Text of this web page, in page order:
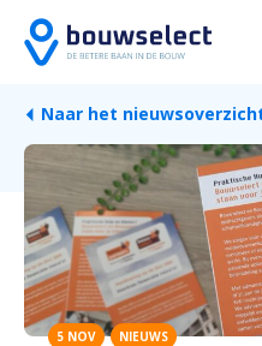
Naar het
5 NOV NIEUWS